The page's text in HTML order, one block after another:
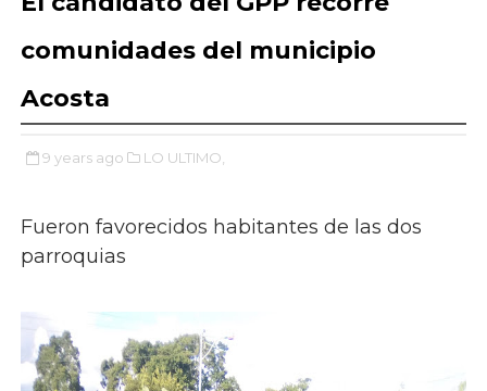
comunidades del municipio
Acosta
9 years ago LO ULTIMO,
Fueron favorecidos habitantes de las dos
parroquias